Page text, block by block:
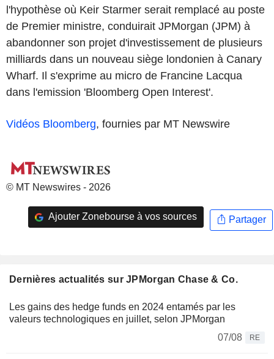
l'hypothèse où Keir Starmer serait remplacé au poste
de Premier ministre, conduirait JPMorgan (JPM) à
abandonner son projet d'investissement de plusieurs
milliards dans un nouveau siège londonien à Canary
Wharf. Il s'exprime au micro de Francine Lacqua
dans l'emission 'Bloomberg Open Interest'.
Vidéos Bloomberg, fournies par MT Newswire
© MT Newswires - 2026
Ajouter Zonebourse à vos sources Partager
Dernières actualités sur JPMorgan Chase & Co.
Les gains des hedge funds en 2024 entamés par les
valeurs technologiques en juillet, selon JPMorgan
07/08
RE